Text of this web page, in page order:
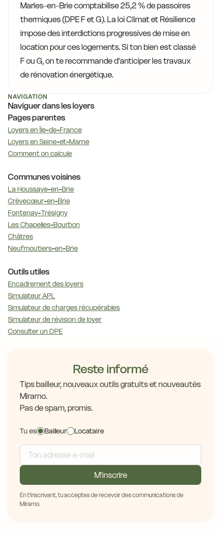
Marles-en-Brie comptabilise 25,2 % de passoires
thermiques (DPE F et G). La loi Climat et Résilience
impose des interdictions progressives de mise en
location pour ces logements. Si ton bien est classé
F ou G, on te recommande d'anticiper les travaux
de rénovation énergétique.
NAVIGATION
Naviguer dans les loyers
Pages parentes
Loyers en Île-de-France
Loyers en Seine-et-Marne
Comment on calcule
Communes voisines
La Houssaye-en-Brie
Crèvecœur-en-Brie
Fontenay-Trésigny
Les Chapelles-Bourbon
Châtres
Neufmoutiers-en-Brie
Outils utiles
Encadrement des loyers
Simulateur APL
Simulateur de charges récupérables
Simulateur de révision de loyer
Consulter un DPE
Reste informé
Tips bailleur, nouveaux outils gratuits et nouveautés
Miramo.
Pas de spam, promis.
Tu es Bailleur Locataire
M'inscrire
En t'inscrivant, tu acceptes de recevoir des communications de
Miramo.